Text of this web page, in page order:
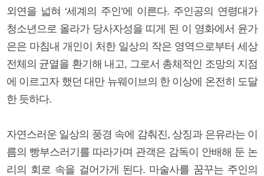
외연을 넓혀 ‘세계의 주인’에 이른다. 주인공의 연령대가
청소년으로 올라가 당사자성을 띠게 된 이 영화에서 윤가
은은 마침내 개인이 처한 일상의 작은 영역으로부터 세상
전체의 균열을 환기해 내고, 그로서 총체적인 조망의 지점
에 이르고자 했던 대만 뉴웨이브의 한 이상에 온전히 도달
한 듯하다.
자연스러운 일상의 풍경 속에 감춰진, 상징과 은유라는 이
름의 빵부스러기를 따라가며 관객은 감독이 안배해 둔 논
리의 회로 속을 걸어가게 된다. 마술사를 꿈꾸는 주인의